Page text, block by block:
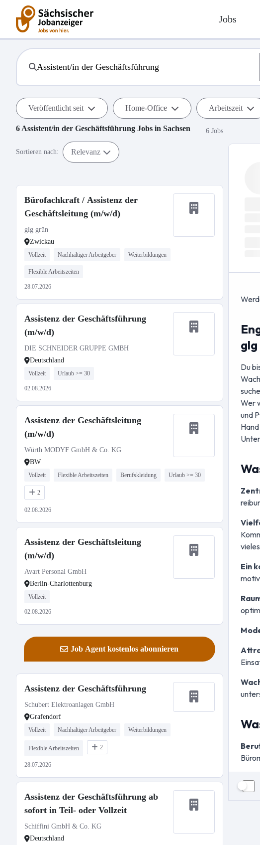
Jobs
Veröffentlicht seit Home-Office Arbeitszeit
6 Assistent/in der Geschäftsführung Jobs in Sachsen 6 Jobs
Sortieren nach: Relevanz
Bürofachkraft / Assistenz der
Geschäftsleitung (m/w/d)
glg grün
Zwickau
Vollzeit Nachhaltiger Arbeitgeber Weiterbildungen
Flexible Arbeitszeiten
28.07.2026
Assistenz der Geschäftsführung
(m/w/d)
DIE SCHNEIDER GRUPPE GMBH
Deutschland
Vollzeit Urlaub >= 30
02.08.2026
Assistenz der Geschäftsleitung
(m/w/d)
Würth MODYF GmbH & Co. KG
BW
Vollzeit Flexible Arbeitszeiten Berufskleidung Urlaub >= 30
2
02.08.2026
Assistenz der Geschäftsleitung
(m/w/d)
Avart Personal GmbH
Berlin-Charlottenburg
Vollzeit
02.08.2026
Job Agent kostenlos abonnieren
Assistenz der Geschäftsführung
Schubert Elektroanlagen GmbH
Grafendorf
Vollzeit Nachhaltiger Arbeitgeber Weiterbildungen
Flexible Arbeitszeiten 2
28.07.2026
Assistenz der Geschäftsführung ab
sofort in Teil- oder Vollzeit
Schiffini GmbH & Co. KG
Deutschland